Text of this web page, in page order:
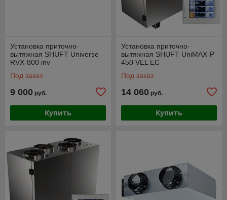
Установка приточно-
вытяжная SHUFT Universe
RVX-800 inv
Под заказ
9 000 руб.
Купить
Установка приточно-
вытяжная SHUFT UniMAX-P
450 VEL EC
Под заказ
14 060 руб.
Купить